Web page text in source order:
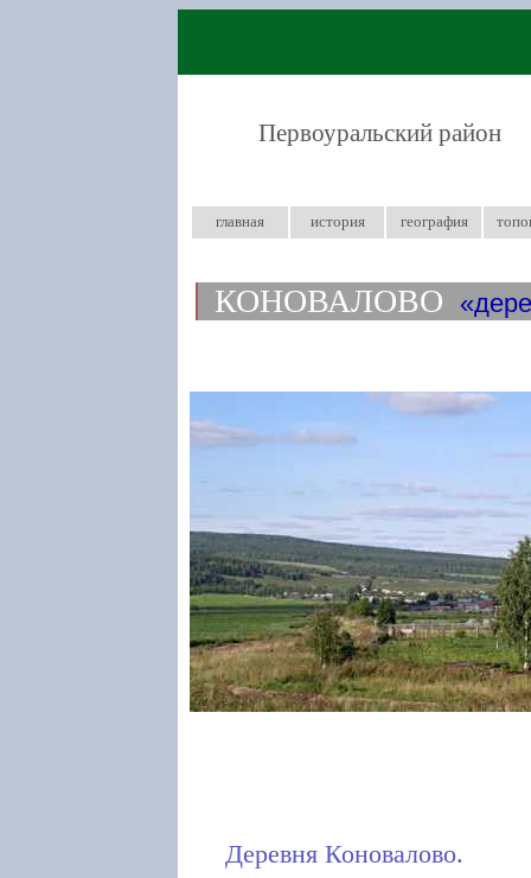
Первоуральский район
главная история география
КОНОВАЛОВО
Деревня Коновалово.